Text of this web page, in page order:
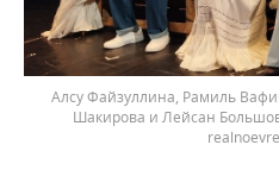
Алсу Файзуллина, Рамиль
Шакирова и Лейсан